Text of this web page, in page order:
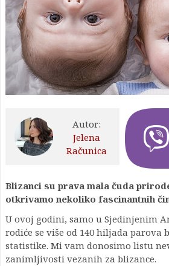
Autor:
Jelena
Računica
Blizanci su prava mala čuda
otkrivamo nekoliko fascinantnih
U ovoj godini, samo u Sjedinjenim
rodiće se više od 140 hiljada parova
statistike. Mi vam donosimo listu
zanimljivosti vezanih za blizance.